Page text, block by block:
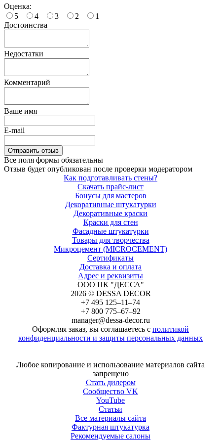
Оценка:
5
4 3 2
1
Достоинства
Недостатки
Комментарий
Ваше имя
E-mail
Все поля формы обязательны
Отзыв будет опубликован после проверки модератором
Как подготавливать стены?
Скачать прайс-лист
Бонусы для мастеров
Декоративные штукатурки
Декоративные краски
Краски для стен
Фасадные штукатурки
Товары для творчества
Микроцемент (MICROCEMENT)
Сертификаты
Доставка и оплата
Адрес и реквизиты
ООО ПК "ДЕССА"
2026 © DESSA DECOR
+7 495 125–11–74
+7 800 775–67–92
manager@dessa-decor.ru
Оформляя заказ, вы соглашаетесь с политикой
конфиденциальности и защиты персональных данных
Любое копирование и использование материалов сайта
запрещено
Стать дилером
Сообщество VK
YouTube
Статьи
Все материалы сайта
Фактурная штукатурка
Рекомендуемые салоны